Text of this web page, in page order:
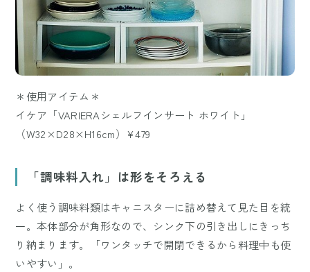
＊使用アイテム＊
イケア「VARIERAシェルフインサート ホワイト」
（W32×D28×H16cm）¥479
「調味料入れ」は形をそろえる
よく使う調味料類はキャニスターに詰め替えて見た目を統
一。本体部分が角形なので、シンク下の引き出しにきっち
り納まります。「ワンタッチで開閉できるから料理中も使
いやすい」。